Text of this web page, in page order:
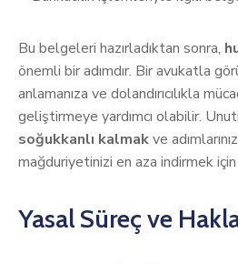
Bu belgeleri hazırladıktan sonra,
önemli bir adımdır. Bir avukatla
anlamanıza ve dolandırıcılıkla
geliştirmeye yardımcı olabilir.
soğukkanlı kalmakve
mağduriyetinizi en aza indirmek
Yasal Süreç ve